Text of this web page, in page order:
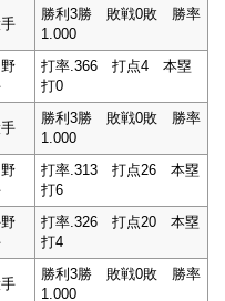
勝利3勝 敗戦0敗 勝率
1.000
打率.366 打点4 本塁
打0
勝利3勝 敗戦0敗 勝率
1.000
打率.313 打点26 本塁
打6
打率.326 打点20 本塁
打4
勝利3勝 敗戦0敗 勝率
1.000